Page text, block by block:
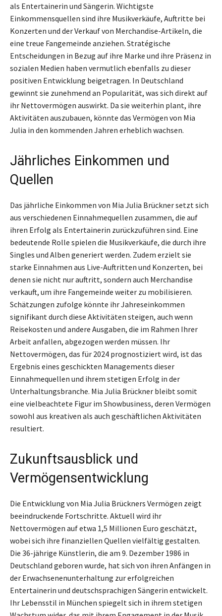
als Entertainerin und Sängerin. Wichtigste
Einkommensquellen sind ihre Musikverkäufe, Auftritte bei
Konzerten und der Verkauf von Merchandise-Artikeln, die
eine treue Fangemeinde anziehen. Stratégische
Entscheidungen in Bezug auf ihre Marke und ihre Präsenz in
sozialen Medien haben vermutlich ebenfalls zu dieser
positiven Entwicklung beigetragen. In Deutschland
gewinnt sie zunehmend an Popularität, was sich direkt auf
ihr Nettovermögen auswirkt. Da sie weiterhin plant, ihre
Aktivitäten auszubauen, könnte das Vermögen von Mia
Julia in den kommenden Jahren erheblich wachsen.
Jährliches Einkommen und
Quellen
Das jährliche Einkommen von Mia Julia Brückner setzt sich
aus verschiedenen Einnahmequellen zusammen, die auf
ihren Erfolg als Entertainerin zurückzuführen sind. Eine
bedeutende Rolle spielen die Musikverkäufe, die durch ihre
Singles und Alben generiert werden. Zudem erzielt sie
starke Einnahmen aus Live-Auftritten und Konzerten, bei
denen sie nicht nur auftritt, sondern auch Merchandise
verkauft, um ihre Fangemeinde weiter zu mobilisieren.
Schätzungen zufolge könnte ihr Jahreseinkommen
signifikant durch diese Aktivitäten steigen, auch wenn
Reisekosten und andere Ausgaben, die im Rahmen Ihrer
Arbeit anfallen, abgezogen werden müssen. Ihr
Nettovermögen, das für 2024 prognostiziert wird, ist das
Ergebnis eines geschickten Managements dieser
Einnahmequellen und ihrem stetigen Erfolg in der
Unterhaltungsbranche. Mia Julia Brückner bleibt somit
eine vielbeachtete Figur im Showbusiness, deren Vermögen
sowohl aus kreativen als auch geschäftlichen Aktivitäten
resultiert.
Zukunftsausblick und
Vermögensentwicklung
Die Entwicklung von Mia Julia Brückners Vermögen zeigt
beeindruckende Fortschritte. Aktuell wird ihr
Nettovermögen auf etwa 1,5 Millionen Euro geschätzt,
wobei sich ihre finanziellen Quellen vielfältig gestalten.
Die 36-jährige Künstlerin, die am 9. Dezember 1986 in
Deutschland geboren wurde, hat sich von ihren Anfängen in
der Erwachsenenunterhaltung zur erfolgreichen
Entertainerin und deutschsprachigen Sängerin entwickelt.
Ihr Lebensstil in München spiegelt sich in ihrem stetigen